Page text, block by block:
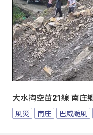
大水掏空苗21線 南庄
風災 南庄 巴威颱風